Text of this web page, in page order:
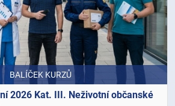
BALÍČEK KURZŮ
2026 Kat. III. Neživotní občanské